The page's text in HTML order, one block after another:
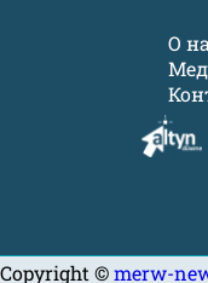
О
Copyright ©merw-